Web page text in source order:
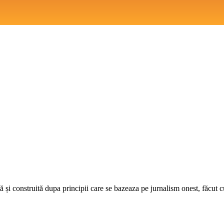
construită dupa principii care se bazeaza pe jurnalism onest, făcut